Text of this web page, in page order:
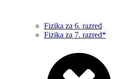
Fizika za 6. razred
Fizika za 7. razred*